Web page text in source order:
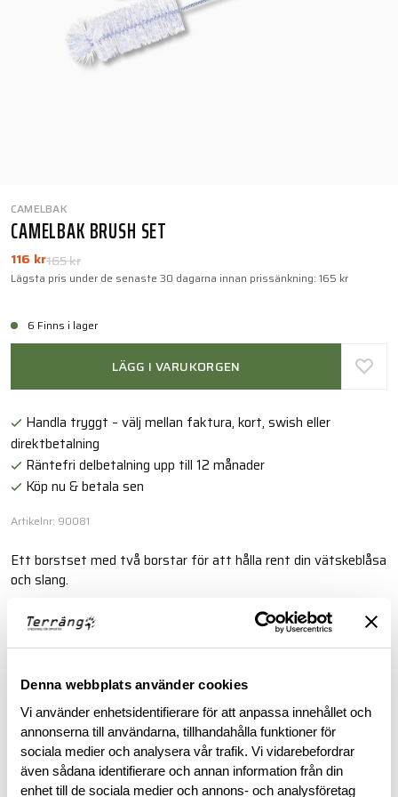
Denna webbplats använder cookies
Vi använder enhetsidentifierare för att anpassa innehållet och
annonserna till användarna, tillhandahålla funktioner för
sociala medier och analysera vår trafik. Vi vidarebefordrar
även sådana identifierare och annan information från din
enhet till de sociala medier och annons- och analysföretag
CAMELBAK
CAMELBAK BRUSH SET
165 kr
116 kr
Lägsta pris under de senaste 30 dagarna innan prissänkning: 165 kr
6 Finns i lager
LÄGG I VARUKORGEN
Handla tryggt – välj mellan faktura, kort, swish eller
direktbetalning
Räntefri delbetalning upp till 12 månader
Köp nu & betala sen
Artikelnr: 90081
Ett borstset med två borstar för att hålla rent din vätskeblåsa
och slang.
Läs mer
BESKRIVNING
RECENSIONER